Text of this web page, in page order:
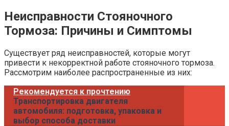
Неисправности Стояночного
Тормоза: Причины и Симптомы
Существует ряд неисправностей, которые могут
привести к некорректной работе стояночного тормоза.
Рассмотрим наиболее распространенные из них:
Рекомендуется к прочтению
Транспортировка двигателя
автомобиля: подготовка, упаковка и
выбор способа доставки